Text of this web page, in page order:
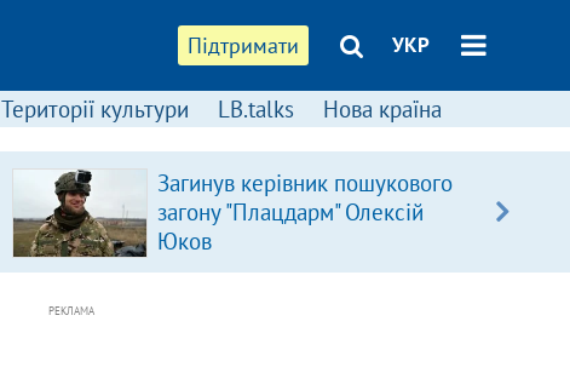
Підтримати УКР
Території культури LB.talks Нова країна
Загинув керівник пошукового
загону "Плацдарм" Олексій
Юков
РЕКЛАМА